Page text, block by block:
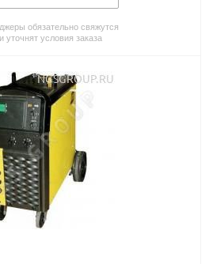
обязательно свяжутся
уточнят условия заказа